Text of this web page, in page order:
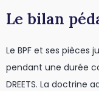
Le bilan
Le BPF et ses
pendant une durée
DREETS. La